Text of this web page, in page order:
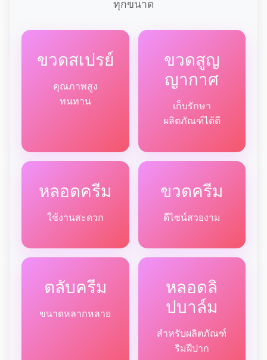
ทุกขนาด
ขวดสเปรย์
คุณภาพสูง
ทนทาน
ขวดสูญ
ญากาศ
เก็บรักษา
ผลิตภัณฑ์ได้ดี
หลอดครีม
ใช้งานสะดวก
ขวดครีม
ดีไซน์สวยงาม
ตลับครีม
ขนาดหลากหลาย
หลอดลิ
ปบาล์ม
สำหรับผลิตภัณฑ์
ริมฝีปาก